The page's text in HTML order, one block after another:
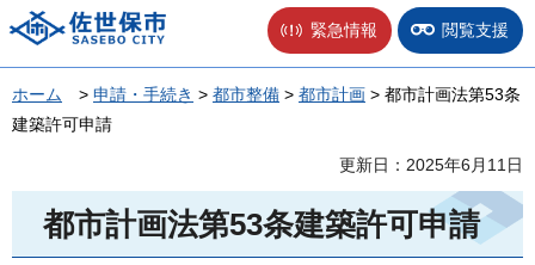
佐世保市 緊急情報 閲覧支援
ホーム > 申請・手続き > 都市整備 > 都市計画 > 都市計画法第53条
建築許可申請
更新日：2025年6月11日
都市計画法第53条建築許可申請